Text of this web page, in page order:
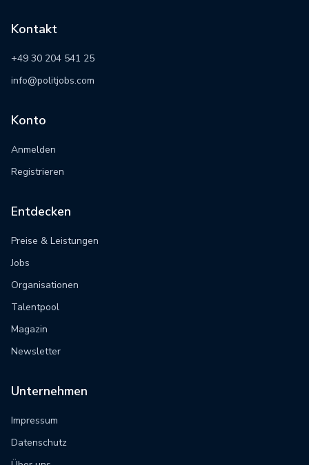
Kontakt
+49 30 204 541 25
info@politjobs.com
Konto
Anmelden
Registrieren
Entdecken
Preise & Leistungen
Jobs
Organisationen
Talentpool
Magazin
Newsletter
Unternehmen
Impressum
Datenschutz